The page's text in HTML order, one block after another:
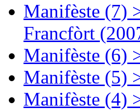
Manifèste (7)
Francfòrt
Manifèste (6)
Manifèste (5)
Manifèste (4)